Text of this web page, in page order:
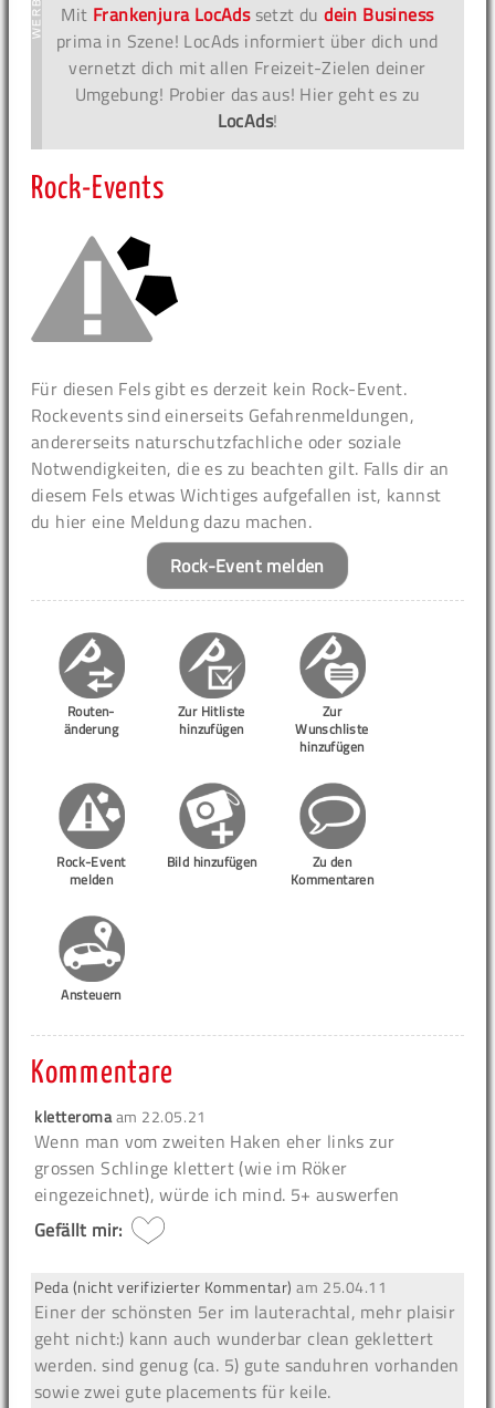
Mit Frankenjura LocAdssetzt dudein Business
prima in Szene! LocAds informiert über dich und
vernetzt dich mit allen Freizeit-Zielen deiner
Umgebung! Probier das aus! Hier geht es zu
LocAds!
Rock-Events
Für diesen Fels gibt es derzeit kein Rock-Event.
Rockevents sind einerseits Gefahrenmeldungen,
andererseits naturschutzfachliche oder soziale
Notwendigkeiten, die es zu beachten gilt. Falls dir an
diesem Fels etwas Wichtiges aufgefallen ist, kannst
du hier eine Meldung dazu machen.
Rock-Event melden
Routen-
änderung
Zur Hitliste
hinzufügen
Zur
Wunschliste
hinzufügen
Rock-Event
melden
Bild hinzufügen
Zu den
Kommentaren
Ansteuern
Kommentare
kletteromaam 22.05.21
Wenn man vom zweiten Haken eher links zur
grossen Schlinge klettert (wie im Röker
eingezeichnet), würde ich mind. 5+ auswerfen
Gefällt mir:
Peda (nicht verifizierter Kommentar) am 25.04.11
Einer der schönsten 5er im lauterachtal, mehr plaisir
geht nicht:) kann auch wunderbar clean geklettert
werden. sind genug (ca. 5) gute sanduhren vorhanden
sowie zwei gute placements für keile.